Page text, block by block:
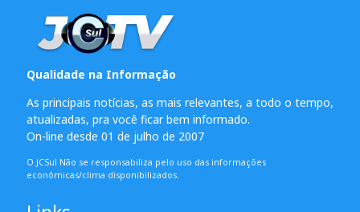
Qualidade na Informação
As principais notícias, as mais relevantes, a todo o tempo,
atualizadas, pra você ficar bem informado.
On-line desde 01 de julho de 2007
O JCSul Não se responsabiliza pelo uso das informações
econômicas/clima disponibilizados.